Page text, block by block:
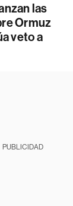
las
Ormuz
veto a
PUBLICIDAD